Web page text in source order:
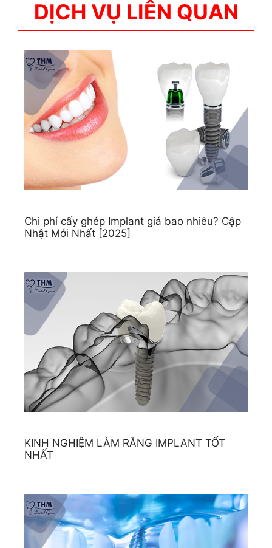
DỊCH VỤ LIÊN QUAN
Chi phí cấy ghép Implant giá bao nhiêu? Cập
Nhật Mới Nhất [2025]
KINH NGHIỆM LÀM RĂNG IMPLANT TỐT
NHẤT